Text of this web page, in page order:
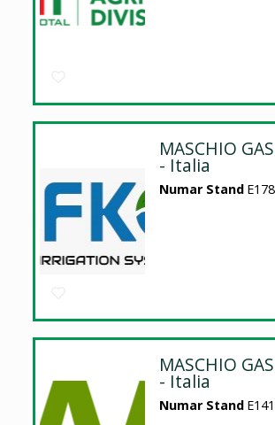
MASCHIO
- Italia
Numar Stand E178
MASCHIO
- Italia
Numar Stand E141